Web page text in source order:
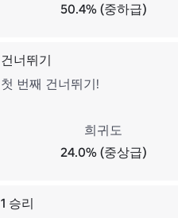
50.4% (중하급)
건너뛰기
첫 번째 건너뛰기!
희귀도
24.0% (중상급)
1 승리